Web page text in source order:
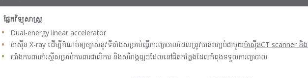
ផ្នែកវិទ្យុសាស្ត្រ
Dual-energy linear accelerator
ម៉ាស៊ីន X-ray ដើម្បីកំណត់ឲ្យច្បាស់នូវទីតាំងសម្រាប់ធ្វើការព្យាបាលដែលត្រូវបានតភា្ជប់ជាមួយម៉ាស៊ីនCT scanner និ
របាំងការពារកាំរស្មីសម្រាប់ការពារជាលិការ និងសរីរាង្គល្អៗដែលនៅជិតកន្លែងដែលកំពុងទទួលការព្យាបាល